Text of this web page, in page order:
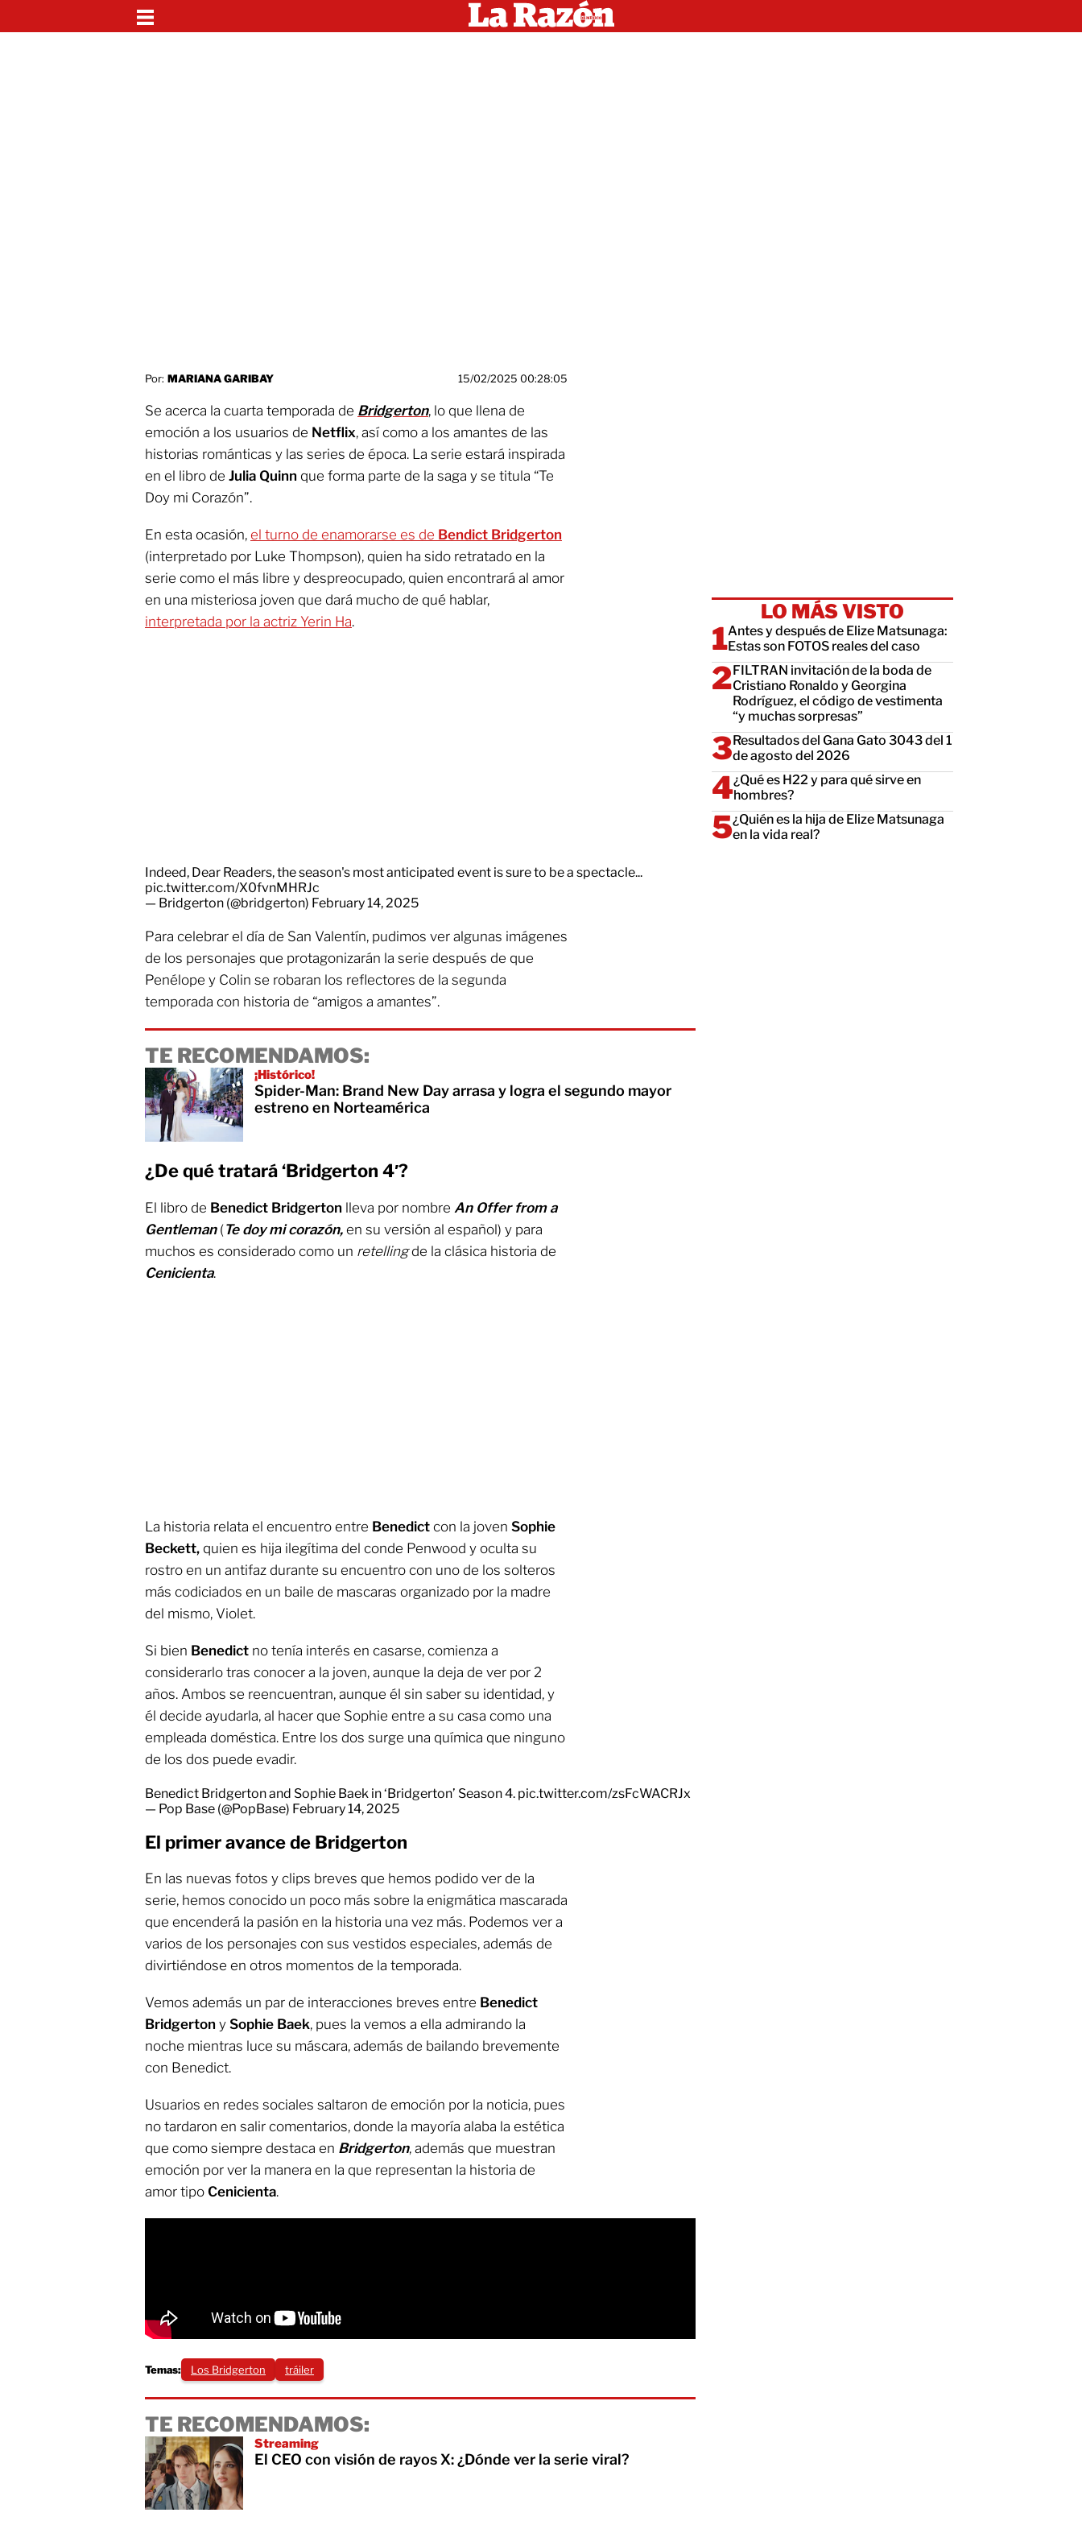
Por: MARIANA GARIBAY 15/02/2025 00:28:05
Se acerca la cuarta temporada de Bridgerton, lo que llena de
emoción a los usuarios de Netflix, así como a los amantes de las
historias románticas y las series de época. La serie estará inspirada
en el libro de Julia Quinn que forma parte de la saga y se titula “Te
Doy mi Corazón”.
En esta ocasión, el turno de enamorarse es de Bendict Bridgerton
(interpretado por Luke Thompson), quien ha sido retratado en la
serie como el más libre y despreocupado, quien encontrará al amor
en una misteriosa joven que dará mucho de qué hablar,
interpretada por la actriz Yerin Ha.
Indeed, Dear Readers, the season's most anticipated event is sure to be a spectacle...
pic.twitter.com/X0fvnMHRJc
— Bridgerton (@bridgerton) February 14, 2025
Para celebrar el día de San Valentín, pudimos ver algunas imágenes
de los personajes que protagonizarán la serie después de que
Penélope y Colin se robaran los reflectores de la segunda
temporada con historia de “amigos a amantes”.
TE RECOMENDAMOS:
¡Histórico!
Spider-Man: Brand New Day arrasa y logra el segundo mayor
estreno en Norteamérica
¿De qué tratará ‘Bridgerton 4′?
El libro de Benedict Bridgerton lleva por nombre An Offer from a
Gentleman(Te doy mi corazón, en su versión al español) y para
muchos es considerado como un retellingde la clásica historia de
Cenicienta.
La historia relata el encuentro entre Benedict con la joven Sophie
Beckett, quien es hija ilegítima del conde Penwood y oculta su
rostro en un antifaz durante su encuentro con uno de los solteros
más codiciados en un baile de mascaras organizado por la madre
del mismo, Violet.
Si bien Benedict no tenía interés en casarse, comienza a
considerarlo tras conocer a la joven, aunque la deja de ver por 2
años. Ambos se reencuentran, aunque él sin saber su identidad, y
él decide ayudarla, al hacer que Sophie entre a su casa como una
empleada doméstica. Entre los dos surge una química que ninguno
de los dos puede evadir.
Benedict Bridgerton and Sophie Baek in ‘Bridgerton’ Season 4. pic.twitter.com/zsFcWACRJx
— Pop Base (@PopBase) February 14, 2025
El primer avance de Bridgerton
En las nuevas fotos y clips breves que hemos podido ver de la
serie, hemos conocido un poco más sobre la enigmática mascarada
que encenderá la pasión en la historia una vez más. Podemos ver a
varios de los personajes con sus vestidos especiales, además de
divirtiéndose en otros momentos de la temporada.
Vemos además un par de interacciones breves entre Benedict
Bridgerton y Sophie Baek, pues la vemos a ella admirando la
noche mientras luce su máscara, además de bailando brevemente
con Benedict.
Usuarios en redes sociales saltaron de emoción por la noticia, pues
no tardaron en salir comentarios, donde la mayoría alaba la estética
que como siempre destaca en Bridgerton, además que muestran
emoción por ver la manera en la que representan la historia de
amor tipo Cenicienta.
Temas: Los Bridgerton tráiler
TE RECOMENDAMOS:
Streaming
El CEO con visión de rayos X: ¿Dónde ver la serie viral?
LO MÁS VISTO
Antes y después de Elize Matsunaga:
Estas son FOTOS reales del caso
FILTRAN invitación de la boda de
Cristiano Ronaldo y Georgina
Rodríguez, el código de vestimenta
“y muchas sorpresas”
Resultados del Gana Gato 3043 del 1
de agosto del 2026
¿Qué es H22 y para qué sirve en
hombres?
¿Quién es la hija de Elize Matsunaga
en la vida real?